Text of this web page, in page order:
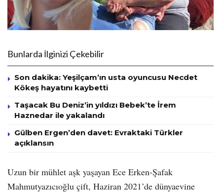
Bunlarda İlginizi Çekebilir
Son dakika: Yeşilçam’ın usta oyuncusu Necdet
Kökeş hayatını kaybetti
Taşacak Bu Deniz’in yıldızı Bebek’te İrem
Haznedar ile yakalandı
Gülben Ergen’den davet: Evraktaki Türkler
açıklansın
Uzun bir mühlet aşk yaşayan Ece Erken-Şafak
Mahmutyazıcıoğlu çift, Haziran 2021’de dünyaevine